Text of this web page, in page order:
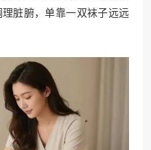
脏腑，单靠一双袜子远远